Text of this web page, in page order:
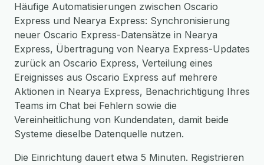
Häufige Automatisierungen zwischen Oscario
Express und Nearya Express: Synchronisierung
neuer Oscario Express-Datensätze in Nearya
Express, Übertragung von Nearya Express-Updates
zurück an Oscario Express, Verteilung eines
Ereignisses aus Oscario Express auf mehrere
Aktionen in Nearya Express, Benachrichtigung Ihres
Teams im Chat bei Fehlern sowie die
Vereinheitlichung von Kundendaten, damit beide
Systeme dieselbe Datenquelle nutzen.
Die Einrichtung dauert etwa 5 Minuten. Registrieren